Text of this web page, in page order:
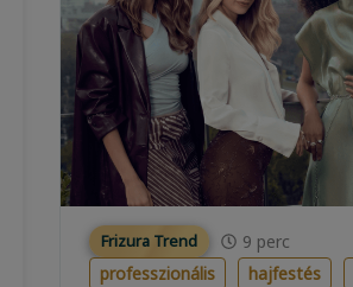
Frizura Trend 9 perc
professzionális
hajfestés